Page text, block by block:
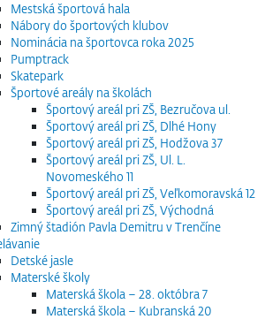
Mestská športová hala
Nábory do športových klubov
Nominácia na športovca roka 2025
Pumptrack
Skatepark
Športové areály na školách
Športový areál pri ZŠ, Bezručova ul.
Športový areál pri ZŠ, Dlhé Hony
Športový areál pri ZŠ, Hodžova 37
Športový areál pri ZŠ, Ul. L.
Novomeského 11
Športový areál pri ZŠ, Veľkomoravská 12
Športový areál pri ZŠ, Východná
Zimný štadión Pavla Demitru v Trenčíne
Detské jasle
Materské školy
Materská škola – 28. októbra 7
Materská škola – Kubranská 20